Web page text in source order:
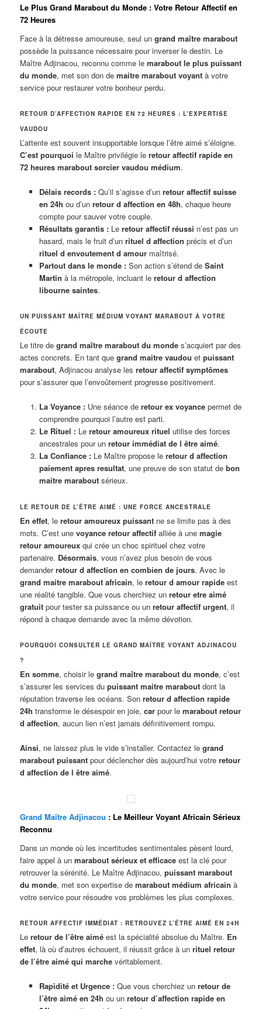
Le Plus Grand Marabout du Monde : Votre Retour Affectif en
72 Heures
Face à la détresse amoureuse, seul ungrand maître marabout
possède la puissance nécessaire pour inverser le destin. Le
Maître Adjinacou, reconnu comme lemarabout le plus puissant
du monde, met son don demaitre marabout voyant à votre
service pour restaurer votre bonheur perdu.
RETOUR D’AFFECTION RAPIDE EN 72 HEURES : L’EXPERTISE
VAUDOU
L’attente est souvent insupportable lorsque l’être aimé s’éloigne.
C’est pourquoi le Maître privilégie leretour affectif rapide en
72 heures marabout sorcier vaudou médium.
Délais records :Qu’il s’agisse d’un retour affectif suisse
en 24h ou d’un retour d affection en 48h, chaque heure
compte pour sauver votre couple.
Résultats garantis :Le retour affectif réussi n’est pas un
hasard, mais le fruit d’un rituel d affection précis et d’un
rituel d envoutement d amourmaîtrisé.
Partout dans le monde :Son action s’étend de Saint
Martin à la métropole, incluant le retour d affection
libourne saintes.
UN PUISSANT MAÎTRE MÉDIUM VOYANT MARABOUT À VOTRE
ÉCOUTE
Le titre degrand maître marabout du monde s’acquiert par des
actes concrets. En tant quegrand maitre vaudou etpuissant
marabout, Adjinacou analyse lesretour affectif symptômes
pour s’assurer que l’envoûtement progresse positivement.
La Voyance :Une séance de retour ex voyancepermet de
comprendre pourquoi l’autre est parti.
Le Rituel :Le retour amoureux rituel utilise des forces
ancestrales pour un retour immédiat de l être aimé.
La Confiance :Le Maître propose le retour d affection
paiement apres resultat, une preuve de son statut de bon
maitre maraboutsérieux.
LE RETOUR DE L’ÊTRE AIMÉ : UNE FORCE ANCESTRALE
En effet, leretour amoureux puissant ne se limite pas à des
mots. C’est unevoyance retour affectif alliée à unemagie
retour amoureux qui crée un choc spirituel chez votre
partenaire. Désormais, vous n’avez plus besoin de vous
demanderretour d affection en combien de jours. Avec le
grand maitre marabout africain, leretour d amour rapide est
une réalité tangible. Que vous cherchiez unretour etre aimé
gratuit pour tester sa puissance ou unretour affectif urgent, il
répond à chaque demande avec la même dévotion.
POURQUOI CONSULTER LE GRAND MAÎTRE VOYANT ADJINACOU
?
En somme, choisir legrand maître marabout du monde, c’est
s’assurer les services dupuissant maitre marabout dont la
réputation traverse les océans. Sonretour d affection rapide
24h transforme le désespoir en joie,car pour lemarabout retour
d affection, aucun lien n’est jamais définitivement rompu.
Ainsi, ne laissez plus le vide s’installer. Contactez legrand
marabout puissant pour déclencher dès aujourd’hui votreretour
d affection de l être aimé.
Grand Maître Adjinacou : Le Meilleur Voyant Africain Sérieux
Reconnu
Dans un monde où les incertitudes sentimentales pèsent lourd,
faire appel à unmarabout sérieux et efficace est la clé pour
retrouver la sérénité. Le Maître Adjinacou,puissant marabout
du monde, met son expertise demarabout médium africain à
votre service pour résoudre vos problèmes les plus complexes.
RETOUR AFFECTIF IMMÉDIAT : RETROUVEZ L’ÊTRE AIMÉ EN 24H
Leretour de l’être aimé est la spécialité absolue du Maître. En
effet, là où d’autres échouent, il réussit grâce à unrituel retour
de l’être aimé qui marche véritablement.
Rapidité et Urgence :Que vous cherchiez un retour de
l’être aimé en 24h ou un retour d’affection rapide en